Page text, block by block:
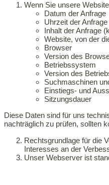
Wenn Sie unsere
Datum der Anfrage
Uhrzeit der Anfrage
Inhalt der Anfrage
Website, von der
Browser
Version des
Betriebssystem
Version des
Suchmaschinen
Einstiegs- und
Sitzungsdauer
Diese Daten sind für uns
nachträglich zu prüfen, sollten
Rechtsgrundlage für die
Interesses an der
Unser Webserver ist